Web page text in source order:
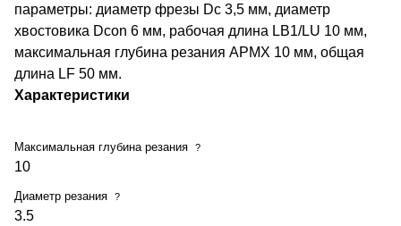
параметры: диаметр фрезы Dc 3,5 мм, диаметр
хвостовика Dcon 6 мм, рабочая длина LB1/LU 10 мм,
максимальная глубина резания APMX 10 мм, общая
длина LF 50 мм.
Характеристики
Максимальная глубина резания ?
10
Диаметр резания ?
3.5